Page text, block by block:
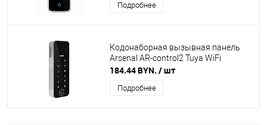
Подробнее
Кодонаборная вызывная панель
Arsenal AR-control2 Tuya WiFi
184.44 BYN. / шт
Подробнее